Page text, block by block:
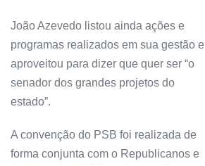
João Azevedo listou ainda ações e
programas realizados em sua gestão e
aproveitou para dizer que quer ser “o
senador dos grandes projetos do
estado”.
A convenção do PSB foi realizada de
forma conjunta com o Republicanos e